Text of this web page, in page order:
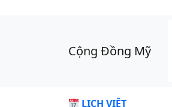
Cộng Đồng Mỹ
LỊCH VIỆT